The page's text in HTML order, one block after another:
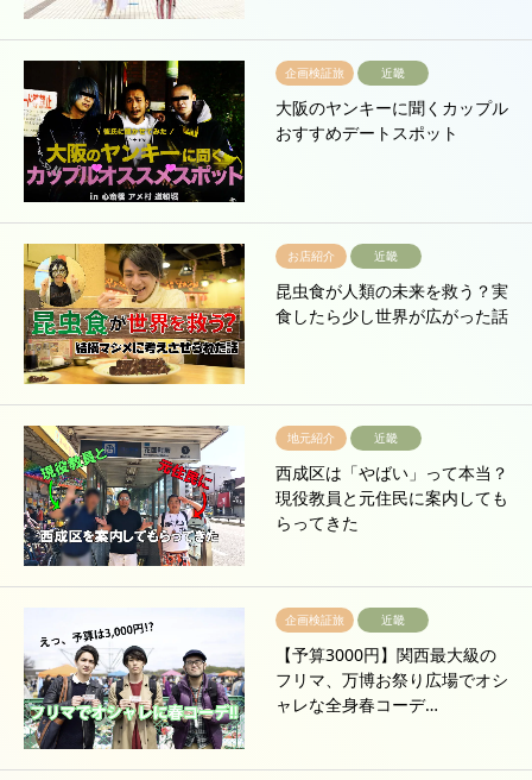
企画検証旅 近畿
大阪のヤンキーに聞くカップル
おすすめデートスポット
お店紹介 近畿
昆虫食が人類の未来を救う？実
食したら少し世界が広がった話
地元紹介 近畿
西成区は「やばい」って本当？
現役教員と元住民に案内しても
らってきた
企画検証旅 近畿
【予算3000円】関西最大級の
フリマ、万博お祭り広場でオシ
ャレな全身春コーデ…